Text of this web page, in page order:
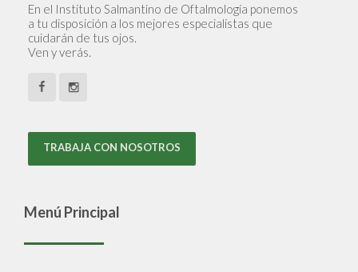
En el Instituto Salmantino de Oftalmología ponemos
a tu disposición a los mejores especialistas que
cuidarán de tus ojos.
Ven y verás.
TRABAJA CON NOSOTROS
Menú Principal